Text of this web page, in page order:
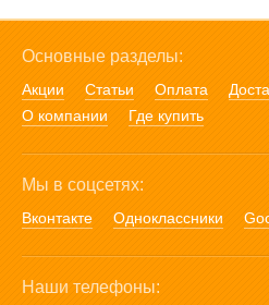
Основные разделы:
Акции Статьи Оплата
О компании
Где купить
Мы в соцсетях:
Вконтакте Одноклассники
Наши телефоны: